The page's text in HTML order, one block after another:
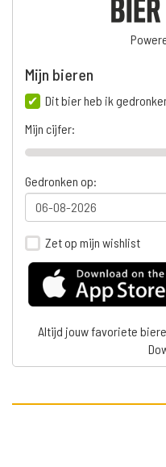
Mijn bieren
Dit bier heb ik
Mijn cijfer:
Gedronken op:
Zet op mijn wishlist
Altijd jouw favoriete